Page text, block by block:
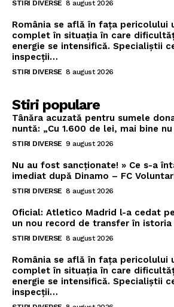
STIRI DIVERSE 8 august 2026
România se află în fața pericolului
complet în situația în care
energie se intensifică. Specialiștii
inspecții…
STIRI DIVERSE 8 august 2026
Stiri populare
Tânăra acuzată pentru sumele
nuntă: „Cu 1.600 de lei, mai bine
STIRI DIVERSE 9 august 2026
Nu au fost sancționate! » Ce s-a
imediat după Dinamo – FC
STIRI DIVERSE 8 august 2026
Oficial: Atletico Madrid l-a cedat
un nou record de transfer în istoria
STIRI DIVERSE 8 august 2026
România se află în fața pericolului
complet în situația în care
energie se intensifică. Specialiștii
inspecții…